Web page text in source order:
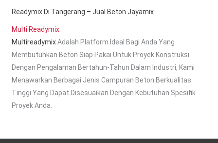
Readymix Di Tangerang – Jual Beton Jayamix
Multi Readymix
MultireadymixAdalah Platform Ideal Bagi Anda Yang
Membutuhkan Beton Siap Pakai Untuk Proyek Konstruksi.
Dengan Pengalaman Bertahun-Tahun Dalam Industri, Kami
Menawarkan Berbagai Jenis Campuran Beton Berkualitas
Tinggi Yang Dapat Disesuaikan Dengan Kebutuhan Spesifik
Proyek Anda.